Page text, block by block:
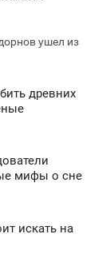
ушел из
древних
мифы о сне
искать на